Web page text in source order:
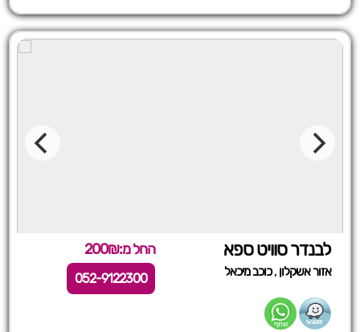
לבנדר סוויט ספא החל מ:200₪
אזור אשקלון ,כוכב מיכאל 052-9122300